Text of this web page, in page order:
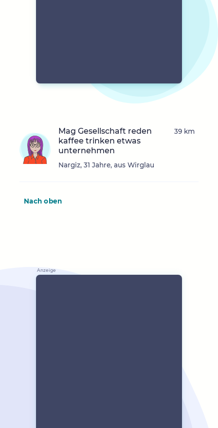
Mag Gesellschaft reden
kaffee trinken etwas
unternehmen
Nargiz, 31 Jahre, aus Wirglau
39 km
Nach oben